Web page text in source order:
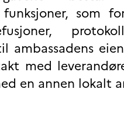
som
ambassadens
med
en annen lokalt